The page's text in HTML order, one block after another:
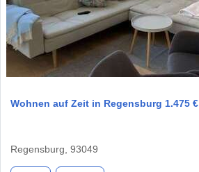
Wohnen auf Zeit in Regensburg 1.475 €
Regensburg, 93049